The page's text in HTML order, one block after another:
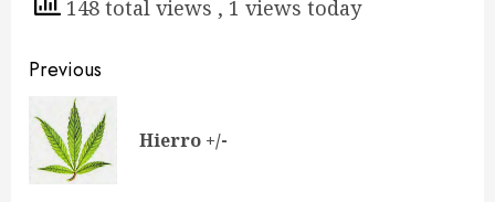
148 total views , 1 views today
Continue
Reading
Previous
Hierro +/-